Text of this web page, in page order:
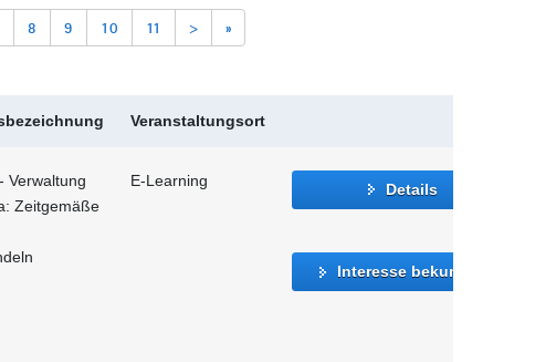
8 9 10 11 > »
Veranstaltungsort
Verwaltung
Zeitgemäße
E-Learning Details
Interesse bekunden